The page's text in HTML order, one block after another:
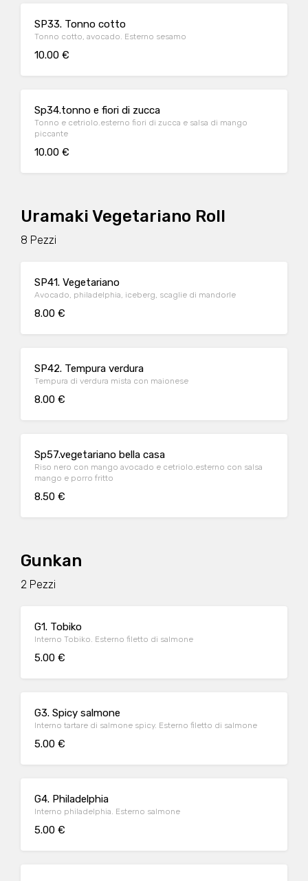
SP33. Tonno cotto
Tonno cotto, avocado. Esterno sesamo
10.00 €
Sp34.tonno e fiori di zucca
Tonno e cetriolo.esterno fiori di zucca e salsa di mango
piccante
10.00 €
Uramaki Vegetariano Roll
8 Pezzi
SP41. Vegetariano
Avocado, philadelphia, iceberg, scaglie di mandorle
8.00 €
SP42. Tempura verdura
Tempura di verdura mista con maionese
8.00 €
Sp57.vegetariano bella casa
Riso nero con mango avocado e cetriolo.esterno con salsa
mango e porro fritto
8.50 €
Gunkan
2 Pezzi
G1. Tobiko
Interno Tobiko. Esterno filetto di salmone
5.00 €
G3. Spicy salmone
Interno tartare di salmone spicy. Esterno filetto di salmone
5.00 €
G4. Philadelphia
Interno philadelphia. Esterno salmone
5.00 €